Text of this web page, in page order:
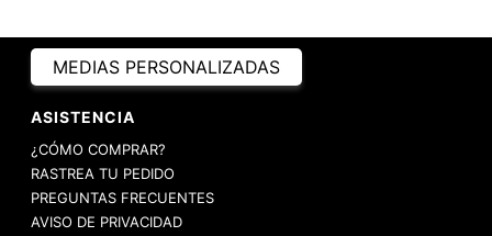
MEDIAS PERSONALIZADAS
ASISTENCIA
¿CÓMO COMPRAR?
RASTREA TU PEDIDO
PREGUNTAS FRECUENTES
AVISO DE PRIVACIDAD